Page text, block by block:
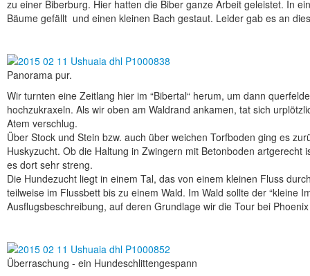
zu einer Biberburg. Hier hatten die Biber ganze Arbeit geleistet. In
Bäume gefällt und einen kleinen Bach gestaut. Leider gab es an
Panorama pur.
Wir turnten eine Zeitlang hier im “Bibertal“ herum, um dann
hochzukraxeln. Als wir oben am Waldrand ankamen, tat sich
Atem verschlug.
Über Stock und Stein bzw. auch über weichen Torfboden ging es
Huskyzucht. Ob die Haltung in Zwingern mit Betonboden
es dort sehr streng.
Die Hundezucht liegt in einem Tal, das von einem kleinen Fluss
teilweise im Flussbett bis zu einem Wald. Im Wald sollte der “kleine
Ausflugsbeschreibung, auf deren Grundlage wir die Tour bei
Überraschung - ein Hundeschlittengespann